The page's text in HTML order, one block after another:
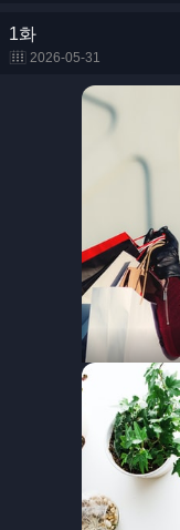
1화
2026-05-31